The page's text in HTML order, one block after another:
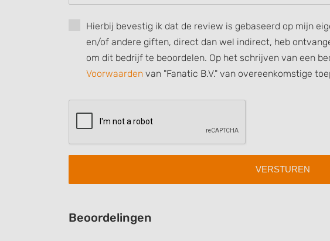
Hierbij bevestig ik dat de review is gebaseerd op mijn
en/of andere giften, direct dan wel indirect, heb
om dit bedrijf te beoordelen. Op het schrijven van een
Voorwaarden van "Fanatic B.V." van overeenkomstige
Beoordelingen
Use limited data to select content
Non-IAB processing purposes: